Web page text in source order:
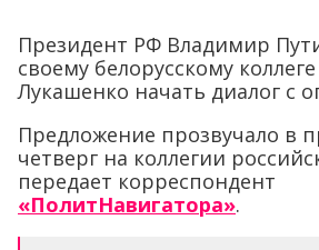
Президент РФ Владимир
своему белорусскому
Лукашенко начать диалог с
Предложение прозвучало в
четверг на коллегии
передает корреспондент
«ПолитНавигатора».